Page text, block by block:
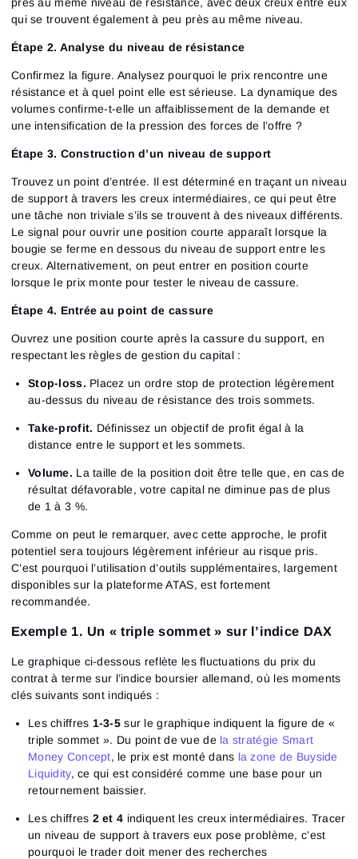
qui se trouvent également à peu près au même niveau.
Étape 2. Analyse du niveau de résistance
Confirmez la figure. Analysez pourquoi le prix rencontre une
résistance et à quel point elle est sérieuse. La dynamique des
volumes confirme-t-elle un affaiblissement de la demande et
une intensification de la pression des forces de l’offre ?
Étape 3. Construction d’un niveau de support
Trouvez un point d’entrée. Il est déterminé en traçant un niveau
de support à travers les creux intermédiaires, ce qui peut être
une tâche non triviale s’ils se trouvent à des niveaux différents.
Le signal pour ouvrir une position courte apparaît lorsque la
bougie se ferme en dessous du niveau de support entre les
creux. Alternativement, on peut entrer en position courte
lorsque le prix monte pour tester le niveau de cassure.
Étape 4. Entrée au point de cassure
Ouvrez une position courte après la cassure du support, en
respectant les règles de gestion du capital :
Stop-loss. Placez un ordre stop de protection légèrement
au-dessus du niveau de résistance des trois sommets.
Take-profit. Définissez un objectif de profit égal à la
distance entre le support et les sommets.
Volume. La taille de la position doit être telle que, en cas de
résultat défavorable, votre capital ne diminue pas de plus
de 1 à 3 %.
Comme on peut le remarquer, avec cette approche, le profit
potentiel sera toujours légèrement inférieur au risque pris.
C’est pourquoi l’utilisation d’outils supplémentaires, largement
disponibles sur la plateforme ATAS, est fortement
recommandée.
Exemple 1. Un « triple sommet » sur l’indice DAX
Le graphique ci-dessous reflète les fluctuations du prix du
contrat à terme sur l’indice boursier allemand, où les moments
clés suivants sont indiqués :
Les chiffres 1-3-5 sur le graphique indiquent la figure de «
triple sommet ». Du point de vue de la stratégie Smart
Money Concept, le prix est monté dans la zone de Buyside
Liquidity, ce qui est considéré comme une base pour un
retournement baissier.
Les chiffres 2 et 4 indiquent les creux intermédiaires. Tracer
un niveau de support à travers eux pose problème, c’est
pourquoi le trader doit mener des recherches